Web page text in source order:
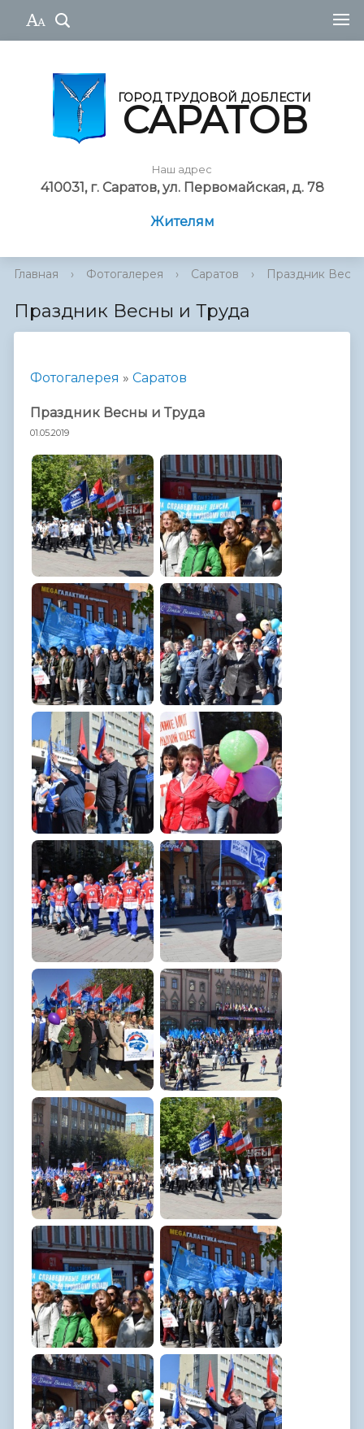
ГОРОД ТРУДОВОЙ ДОБЛЕСТИ
САРАТОВ
Наш адрес
410031, г. Саратов, ул. Первомайская, д. 78
Жителям
Главная › Фотогалерея › Саратов › Праздник
Праздник Весны и Труда
Фотогалерея » Саратов
Праздник Весны и Труда
01.05.2019